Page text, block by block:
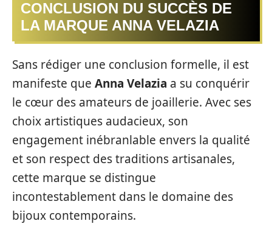
CONCLUSION DU SUCCÈS DE
LA MARQUE ANNA VELAZIA
Sans rédiger une conclusion formelle, il est
manifeste que Anna Velazia a su conquérir
le cœur des amateurs de joaillerie. Avec ses
choix artistiques audacieux, son
engagement inébranlable envers la qualité
et son respect des traditions artisanales,
cette marque se distingue
incontestablement dans le domaine des
bijoux contemporains.